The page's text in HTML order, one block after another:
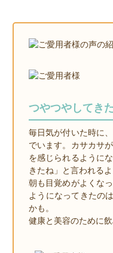
つやつやしてき
毎日気が付いた時に
でいます。カサカサ
を感じられるように
きたね」と言われる
朝も目覚めがよくな
ようになってきたの
かも。
健康と美容のために飲